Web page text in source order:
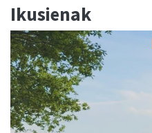
Ikusienak